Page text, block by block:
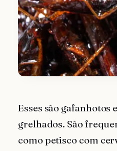
Esses são gafanhotos
grelhados. São
como petisco com